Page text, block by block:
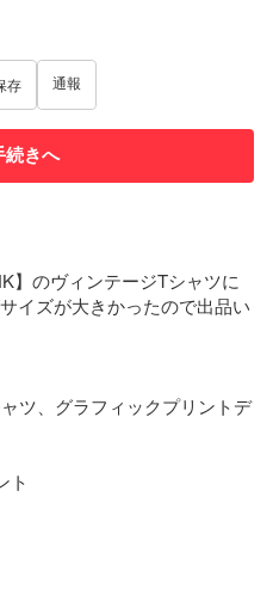
存 通報
続きへ
】のヴィンテージTシャツに
イズが大きかったので出品い
ツ、グラフィックプリントデ
ト